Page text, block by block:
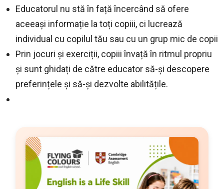
Educatorul nu stă în față încercând să ofere
aceeași informație la toți copiii, ci lucrează
individual cu copilul tău sau cu un grup mic de copii
Prin jocuri și exerciții, copiii învață în ritmul propriu
și sunt ghidați de către educator să-și descopere
preferințele și să-și dezvolte abilitățile.